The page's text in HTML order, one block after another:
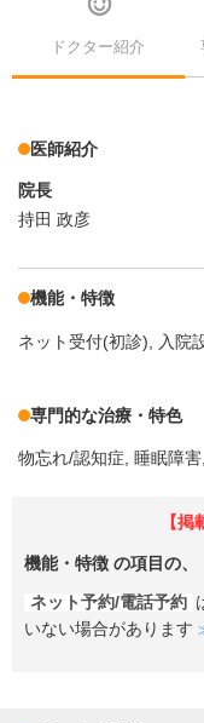
ドクター紹介
医師紹介
院長
持田 政彦
機能・特徴
ネット受付(初診) 入院
専門的な治療・特色
物忘れ/認知症 睡眠障害
【掲
機能・特徴 の項目の、
ネット予約/電話予約
いない場合があります